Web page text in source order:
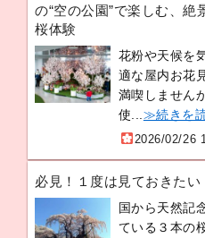
の“空の公園”で楽しむ、絶
桜体験
花粉や天候を
適な屋内お花
満喫しません
使... ≫続きを
2026/02/26
必見！１度は見ておきたい
国から天然記
ている３本の